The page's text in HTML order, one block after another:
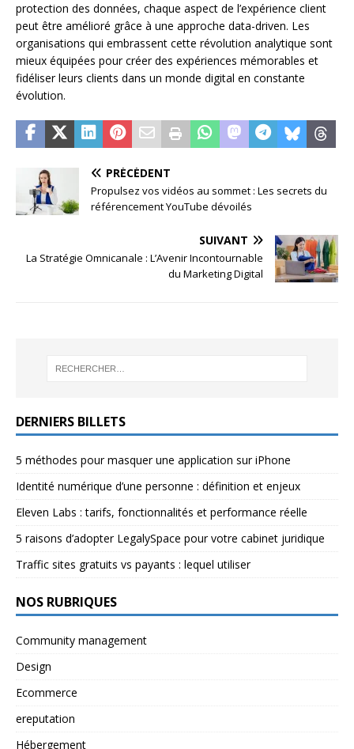
protection des données, chaque aspect de l’expérience client
peut être amélioré grâce à une approche data-driven. Les
organisations qui embrassent cette révolution analytique sont
mieux équipées pour créer des expériences mémorables et
fidéliser leurs clients dans un monde digital en constante
évolution.
PRÉCÉDENT
Propulsez vos vidéos au sommet : Les secrets du
référencement YouTube dévoilés
SUIVANT
La Stratégie Omnicanale : L’Avenir Incontournable
du Marketing Digital
DERNIERS BILLETS
5 méthodes pour masquer une application sur iPhone
Identité numérique d’une personne : définition et enjeux
Eleven Labs : tarifs, fonctionnalités et performance réelle
5 raisons d’adopter LegalySpace pour votre cabinet juridique
Traffic sites gratuits vs payants : lequel utiliser
NOS RUBRIQUES
Community management
Design
Ecommerce
ereputation
Hébergement